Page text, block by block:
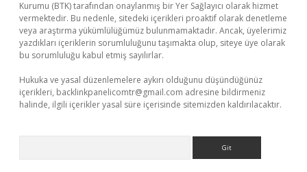
Kurumu (BTK) tarafından onaylanmış bir Yer Sağlayıcı olarak hizmet
vermektedir. Bu nedenle, sitedeki içerikleri proaktif olarak denetleme
veya araştırma yükümlülüğümüz bulunmamaktadır. Ancak, üyelerimiz
yazdıkları içeriklerin sorumluluğunu taşımakta olup, siteye üye olarak
bu sorumluluğu kabul etmiş sayılırlar.
Hukuka ve yasal düzenlemelere aykırı olduğunu düşündüğünüz
içerikleri, backlinkpanelicomtr@gmail.com adresine bildirmeniz
halinde, ilgili içerikler yasal süre içerisinde sitemizden kaldırılacaktır.